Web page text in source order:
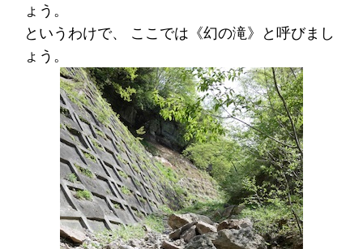
ょう。
というわけで、 ここでは《幻の滝》と呼びまし
ょう。